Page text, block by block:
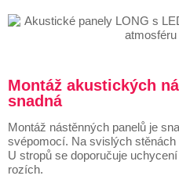
Montáž akustických
snadná
Montáž nástěnných panelů je
svépomocí. Na svislých
U stropů se doporučuje
rozích.